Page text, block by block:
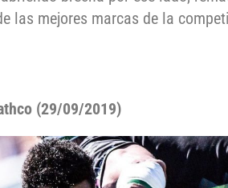
las mejores marcas de la
(29/09/2019)